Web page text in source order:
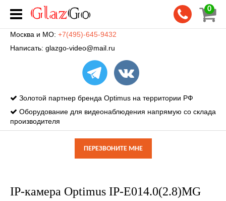
0
Москва и МО: +7(495)-645-9432
Написать: glazgo-video@mail.ru
Золотой партнер бренда Optimus на территории РФ
Оборудование для видеонаблюдения напрямую со склада
производителя
ПЕРЕЗВОНИТЕ МНЕ
IP-камера Optimus IP-E014.0(2.8)MG